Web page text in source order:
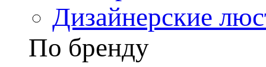
Дизайнерские
По бренду